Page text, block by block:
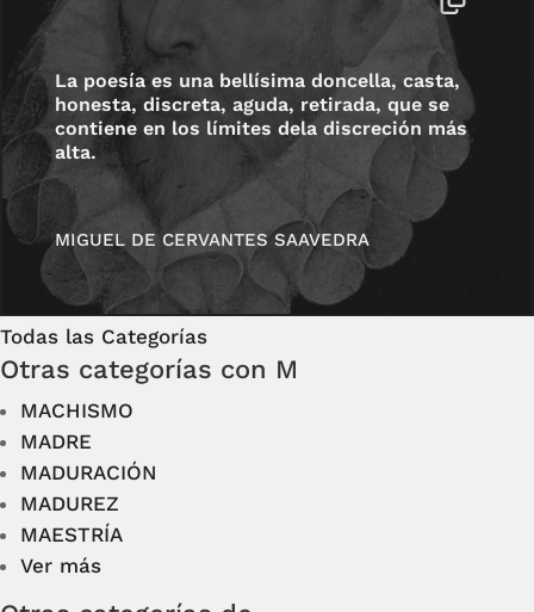
La poesía es una bellísima doncella, casta,
honesta, discreta, aguda, retirada, que se
contiene en los límites dela discreción más
alta.
MIGUEL DE CERVANTES SAAVEDRA
Todas las Categorías
Otras categorías con M
MACHISMO
MADRE
MADURACIÓN
MADUREZ
MAESTRÍA
Ver más